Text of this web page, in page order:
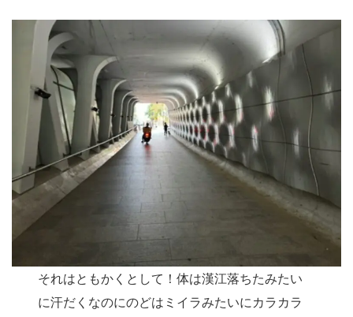
それはともかくとして！体は漢江落ちたみたい
に汗だくなのにのどはミイラみたいにカラカラ